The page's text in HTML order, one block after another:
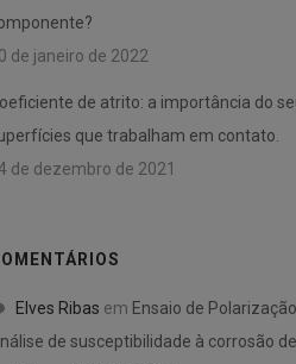
de janeiro de 2022
de atrito: a importância do
que trabalham em contato.
de dezembro de 2021
Elves Ribas em Ensaio de
de susceptibilidade à corrosão